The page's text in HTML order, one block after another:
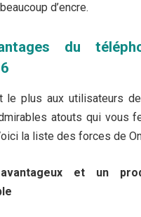
d’encre.
du
le plus aux utilisateurs
atouts qui vous
la liste des forces de
et un